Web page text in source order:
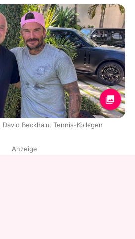
Beckham, Tennis-Kollegen
Anzeige